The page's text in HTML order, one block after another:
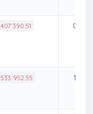
407˙390.51 0.96%
533˙952.55 1.26%